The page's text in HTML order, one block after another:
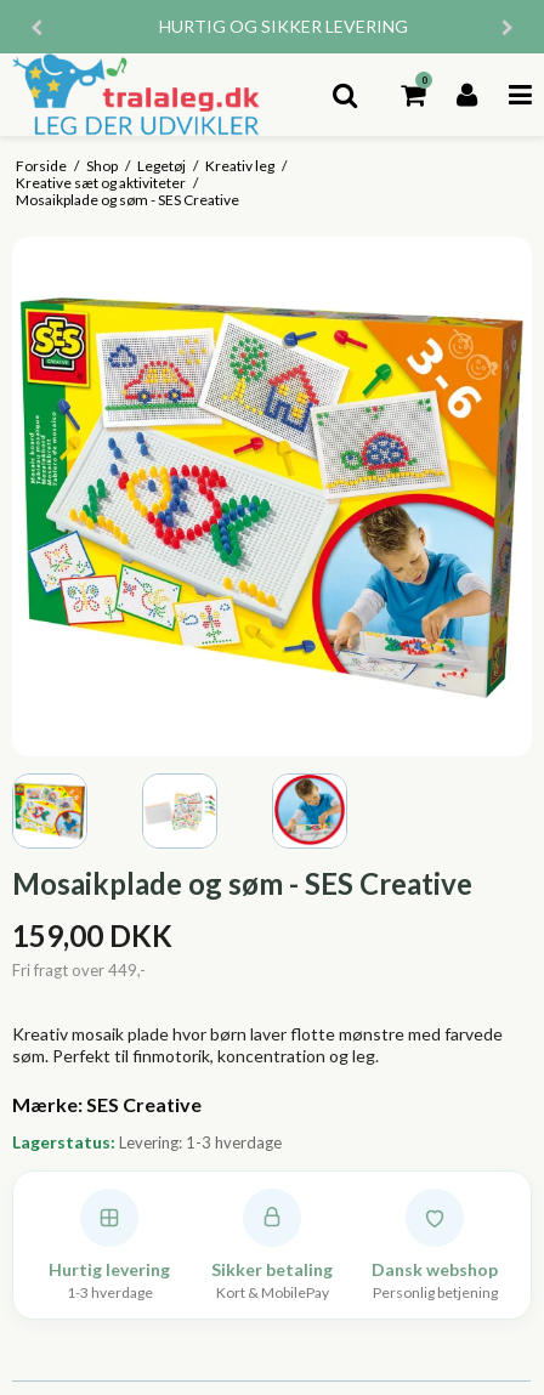
HURTIG OG SIKKER LEVERING
0
Forside / Shop / Legetøj / Kreativ leg /
Kreative sæt og aktiviteter /
Mosaikplade og søm - SES Creative
Mosaikplade og søm - SES Creative
159,00 DKK
Kreativ mosaik plade hvor børn laver flotte mønstre med farvede
søm. Perfekt til finmotorik, koncentration og leg.
Lagerstatus: Levering: 1-3 hverdage
Hurtig levering
1-3 hverdage
Sikker betaling
Kort & MobilePay
Dansk webshop
Personlig betjening